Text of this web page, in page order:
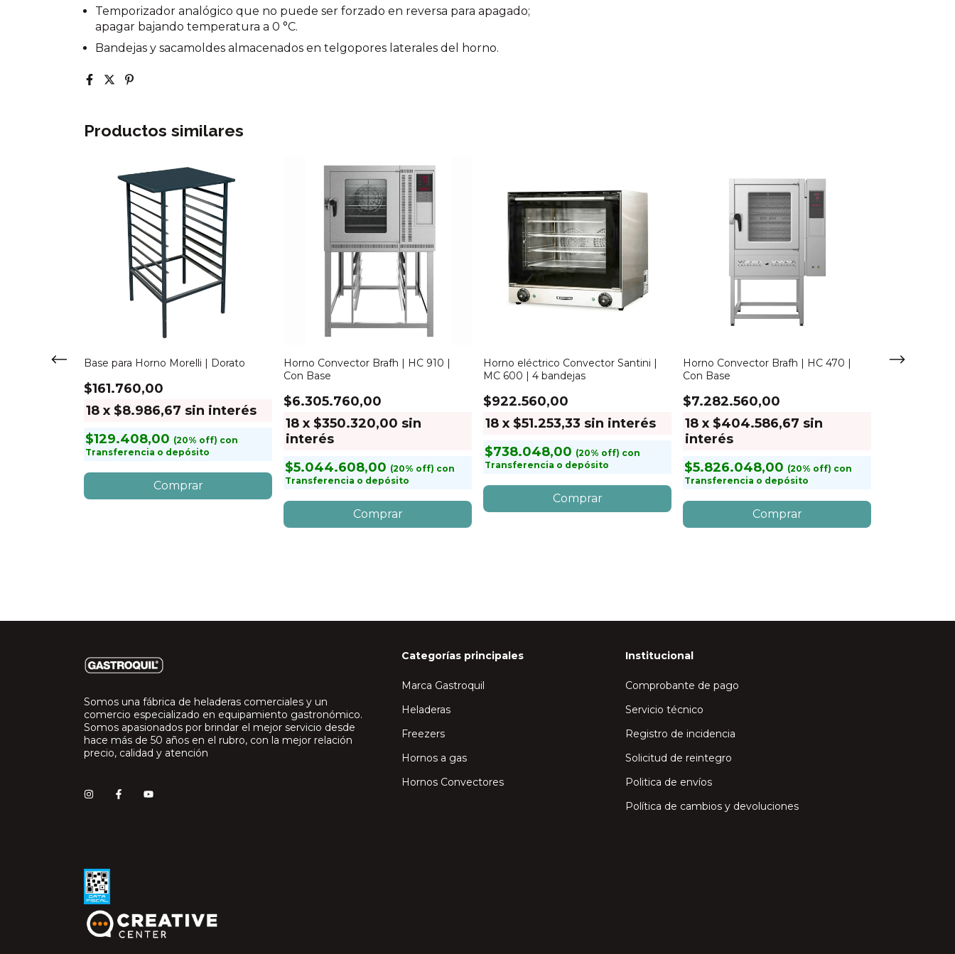
Temporizador analógico que no puede ser forzado en reversa para apagado;
apagar bajando temperatura a 0 °C.
Bandejas y sacamoldes almacenados en telgopores laterales del horno.
Productos similares
HC 1070 | Base para Horno Morelli | Dorato
$161.760,00
18 x $8.986,67 sin interés
$129.408,00
con
Transferencia o depósito
Horno Convector Brafh | HC 910 |
Con Base
$6.305.760,00
18 x $350.320,00 sin
interés
$5.044.608,00
con
Transferencia o depósito
Horno eléctrico Convector Santini |
MC 600 | 4 bandejas
$922.560,00
18 x $51.253,33 sin interés
$738.048,00
con
Transferencia o depósito
Horno Convector Brafh | HC 470 |
Con Base
$7.282.560,00
18 x $404.586,67 sin
interés
$5.826.048,00
con
Transferencia o depósito
Somos una fábrica de heladeras comerciales y un
comercio especializado en equipamiento gastronómico.
Somos apasionados por brindar el mejor servicio desde
hace más de 50 años en el rubro, con la mejor relación
precio, calidad y atención
Categorías principales
Marca Gastroquil
Heladeras
Freezers
Hornos a gas
Hornos Convectores
Institucional
Comprobante de pago
Servicio técnico
Registro de incidencia
Solicitud de reintegro
Politica de envíos
Política de cambios y devoluciones